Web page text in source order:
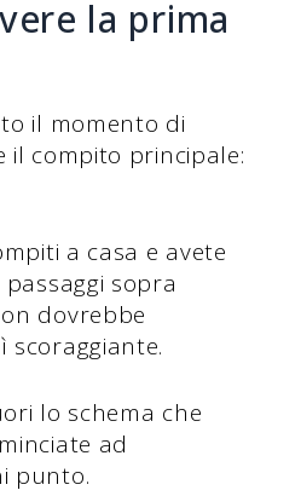
la prima
il momento di
compito principale:
a casa e avete
sopra
dovrebbe
scoraggiante.
lo schema che
ad
punto.